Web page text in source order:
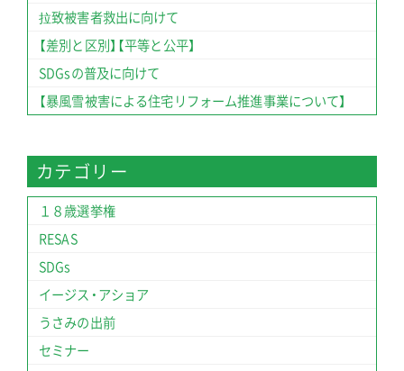
拉致被害者救出に向けて
【差別と区別】【平等と公平】
SDGsの普及に向けて
【暴風雪被害による住宅リフォーム推進事業について】
カテゴリー
１８歳選挙権
RESAS
SDGs
イージス・アショア
うさみの出前
セミナー